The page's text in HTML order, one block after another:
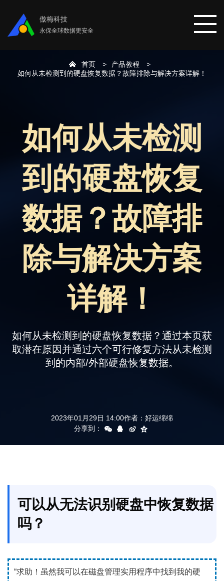
傲梅科技
永保全球数据更安全
数据恢复
数据备份
支持
首页
产品教程
如何从未检测到的硬盘恢复数据？故障排除与解决方案详解！
如何从未检测
到的硬盘恢复
数据？故障排
除与解决方案
详解！
如何从未检测到的硬盘恢复数据？通过本页获
取潜在原因并通过六个可行修复方法从未检测
到的内部/外部硬盘恢复数据。
2023年01月29日 14:00作者： 好运绵绵
分享到：
可以从无法识别硬盘中恢复数据
吗？
“求助！虽然我可以在磁盘管理实用程序中找到我的硬